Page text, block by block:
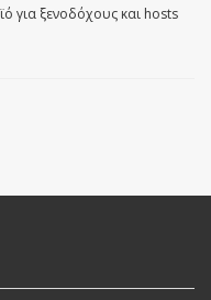
για ξενοδόχους και hosts